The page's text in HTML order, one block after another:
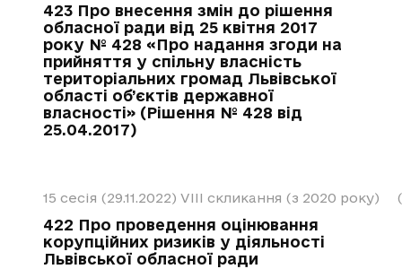
423 Про внесення змін до рішення
обласної ради від 25 квітня 2017
року № 428 «Про надання згоди на
прийняття у спільну власність
територіальних громад Львівської
області об’єктів державної
власності» (Рішення № 428 від
25.04.2017)
15 сесія (29.11.2022) VIII скликання (з 2020 року)
422 Про проведення оцінювання
корупційних ризиків у діяльності
Львівської обласної ради